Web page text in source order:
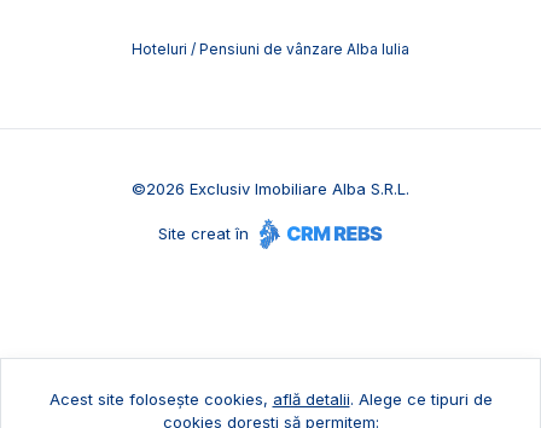
Hoteluri / Pensiuni de vânzare Alba Iulia
©2026 Exclusiv Imobiliare Alba S.R.L.
Site creat în
Acest site folosește cookies, află detalii. Alege ce tipuri de
cookies dorești să permitem: